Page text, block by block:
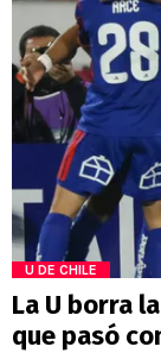
U DE CHILE
La U borra
que pasó